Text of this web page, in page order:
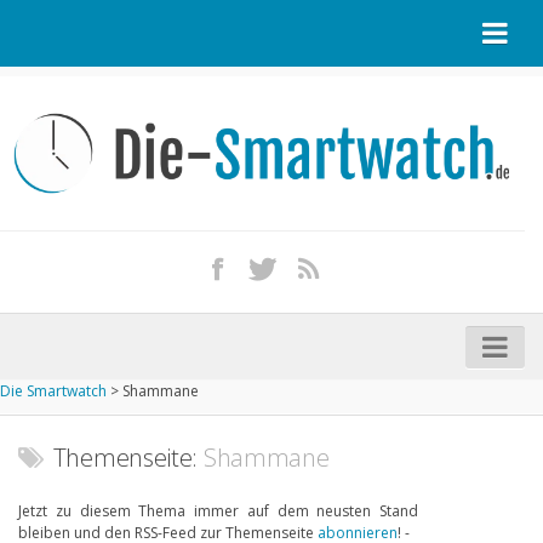
Kontakt / Tipp geben
Impressum
iPhone kaufen
Startseite
Aktuelle Smartwatches im Test
Die Smartwatch > Shammane
Themenseite: Shammane
Jetzt zu diesem Thema immer auf dem neusten Stand
bleiben und den RSS-Feed zur Themenseite abonnieren! -